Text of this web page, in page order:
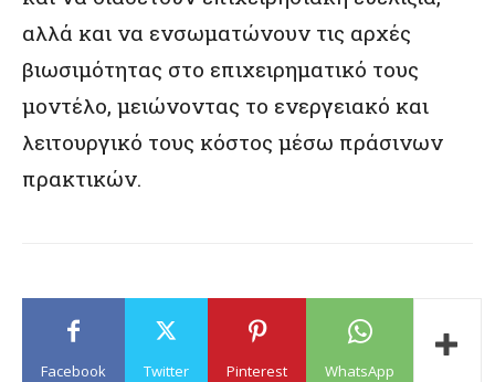
αλλά και να ενσωματώνουν τις αρχές
βιωσιμότητας στο επιχειρηματικό τους
μοντέλο, μειώνοντας το ενεργειακό και
λειτουργικό τους κόστος μέσω πράσινων
πρακτικών.
Facebook Twitter Pinterest WhatsApp